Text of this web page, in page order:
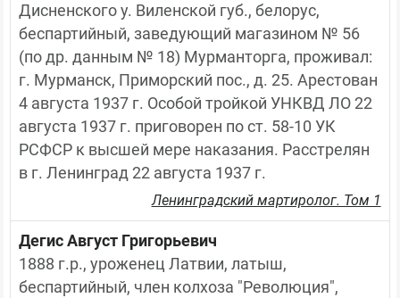
Дисненского у. Виленской губ., белорус,
беспартийный, заведующий магазином № 56
(по др. данным № 18) Мурманторга, проживал:
г. Мурманск, Приморский пос., д. 25. Арестован
4 августа 1937 г. Особой тройкой УНКВД ЛО 22
августа 1937 г. приговорен по ст. 58-10 УК
РСФСР к высшей мере наказания. Расстрелян
в г. Ленинград 22 августа 1937 г.
Ленинградский мартиролог. Том 1
Дегис Август Григорьевич
1888 г.р., уроженец Латвии, латыш,
беспартийный, член колхоза "Революция",